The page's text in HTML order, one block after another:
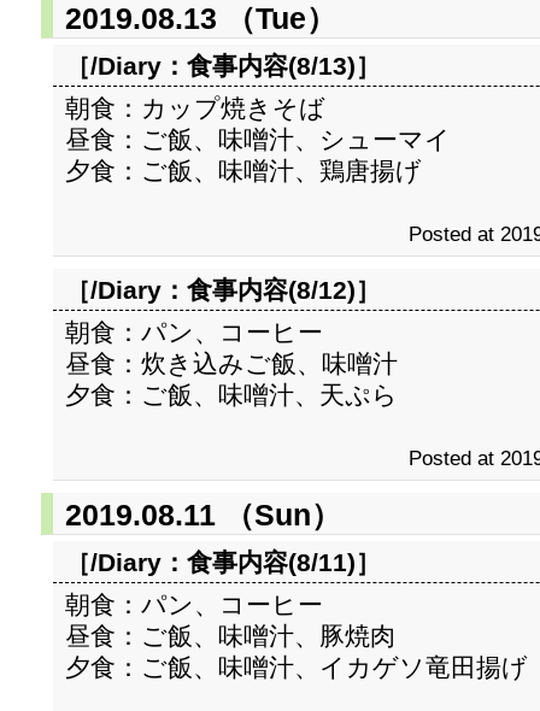
2019.08.13 （Tue）
［/Diary： 食事内容(8/13)］
朝食：カップ焼きそば
昼食：ご飯、味噌汁、シューマイ
夕食：ご飯、味噌汁、鶏唐揚げ
Posted at
［/Diary： 食事内容(8/12)］
朝食：パン、コーヒー
昼食：炊き込みご飯、味噌汁
夕食：ご飯、味噌汁、天ぷら
Posted at
2019.08.11 （Sun）
［/Diary： 食事内容(8/11)］
朝食：パン、コーヒー
昼食：ご飯、味噌汁、豚焼肉
夕食：ご飯、味噌汁、イカゲソ竜田揚げ